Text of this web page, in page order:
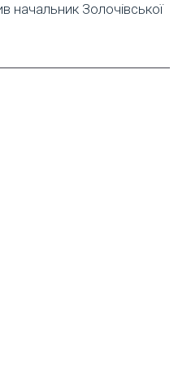
начальник Золочівської